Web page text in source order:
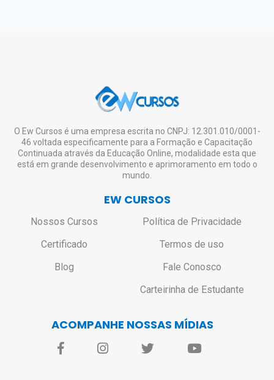
O Ew Cursos é uma empresa escrita no CNPJ: 12.301.010/0001-
46 voltada especificamente para a Formação e Capacitação
Continuada através da Educação Online, modalidade esta que
está em grande desenvolvimento e aprimoramento em todo o
mundo.
EW CURSOS
Nossos Cursos
Certificado
Blog
Política de Privacidade
Termos de uso
Fale Conosco
Carteirinha de Estudante
ACOMPANHE NOSSAS MÍDIAS